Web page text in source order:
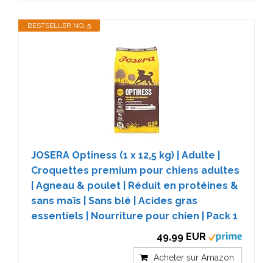
BESTSELLER NO. 5
JOSERA Optiness (1 x 12,5 kg) | Adulte |
Croquettes premium pour chiens adultes
| Agneau & poulet | Réduit en protéines &
sans maïs | Sans blé | Acides gras
essentiels | Nourriture pour chien | Pack 1
49,99 EUR
Acheter sur Amazon